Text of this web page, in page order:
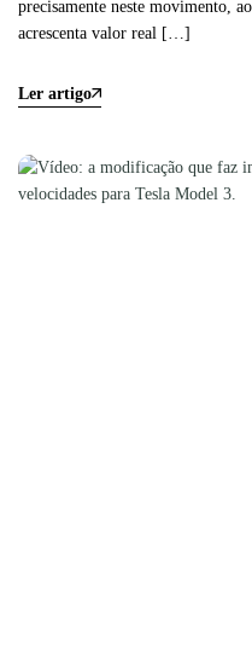
precisamente neste movimento,
acrescenta valor real […]
Ler artigo